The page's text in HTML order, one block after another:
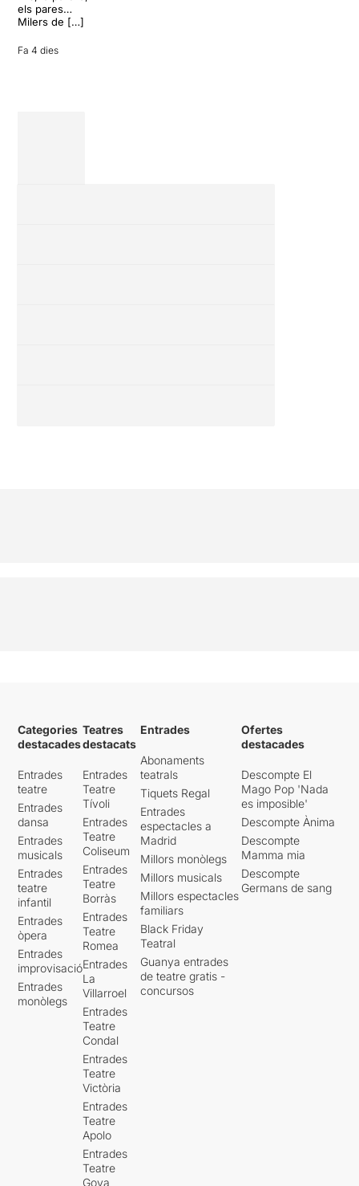
els pares…
Milers de […]
Fa 4 dies
Categories
destacades
Entrades
teatre
Entrades
dansa
Entrades
musicals
Entrades
teatre
infantil
Entrades
òpera
Entrades
improvisació
Entrades
monòlegs
Teatres
destacats
Entrades
Teatre
Tívoli
Entrades
Teatre
Coliseum
Entrades
Teatre
Borràs
Entrades
Teatre
Romea
Entrades
La
Villarroel
Entrades
Teatre
Condal
Entrades
Teatre
Victòria
Entrades
Teatre
Apolo
Entrades
Teatre
Goya
Entrades
Abonaments
teatrals
Tiquets Regal
Entrades
espectacles a
Madrid
Millors monòlegs
Millors musicals
Millors espectacles
familiars
Black Friday
Teatral
Guanya entrades
de teatre gratis -
concursos
Ofertes
destacades
Descompte El
Mago Pop 'Nada
es imposible'
Descompte Ànima
Descompte
Mamma mia
Descompte
Germans de sang